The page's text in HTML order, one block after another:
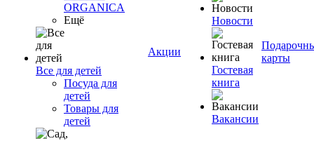
ORGANICA
Ещё
Все для детей
Посуда для
детей
Товары для
детей
Акции
Новости
Гостевая
книга
Вакансии
карты